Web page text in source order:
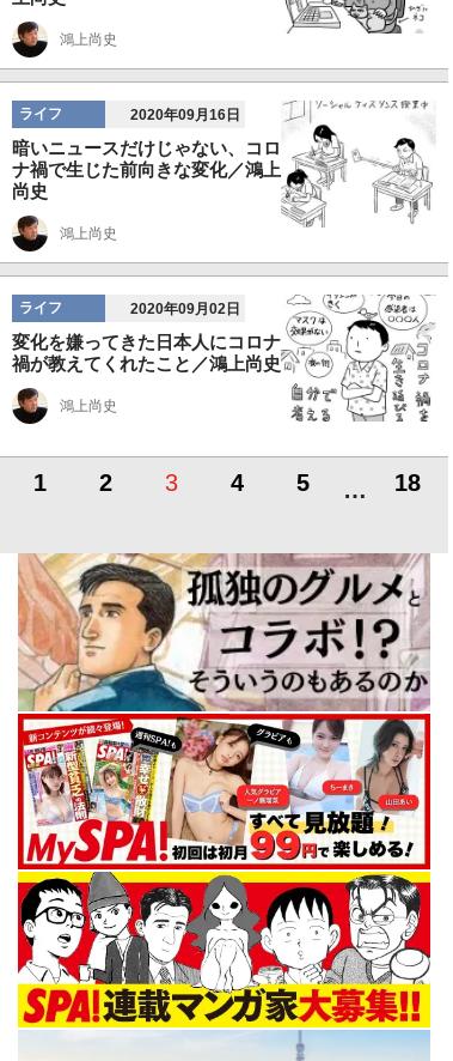
鴻上尚史
ライフ 2020年09月16日
暗いニュースだけじゃない、コロ
ナ禍で生じた前向きな変化／鴻上
尚史
鴻上尚史
ライフ 2020年09月02日
変化を嫌ってきた日本人にコロナ
禍が教えてくれたこと／鴻上尚史
鴻上尚史
1 2 3 4 5 … 18